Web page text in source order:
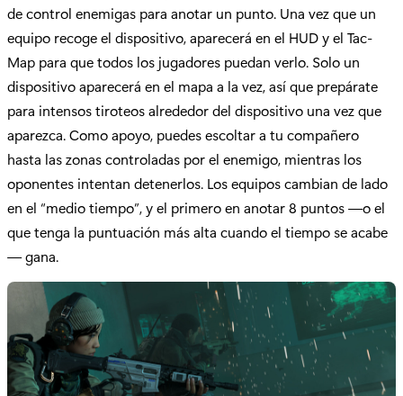
de control enemigas para anotar un punto. Una vez que un
equipo recoge el dispositivo, aparecerá en el HUD y el Tac-
Map para que todos los jugadores puedan verlo. Solo un
dispositivo aparecerá en el mapa a la vez, así que prepárate
para intensos tiroteos alrededor del dispositivo una vez que
aparezca. Como apoyo, puedes escoltar a tu compañero
hasta las zonas controladas por el enemigo, mientras los
oponentes intentan detenerlos. Los equipos cambian de lado
en el “medio tiempo”, y el primero en anotar 8 puntos —o el
que tenga la puntuación más alta cuando el tiempo se acabe
— gana.